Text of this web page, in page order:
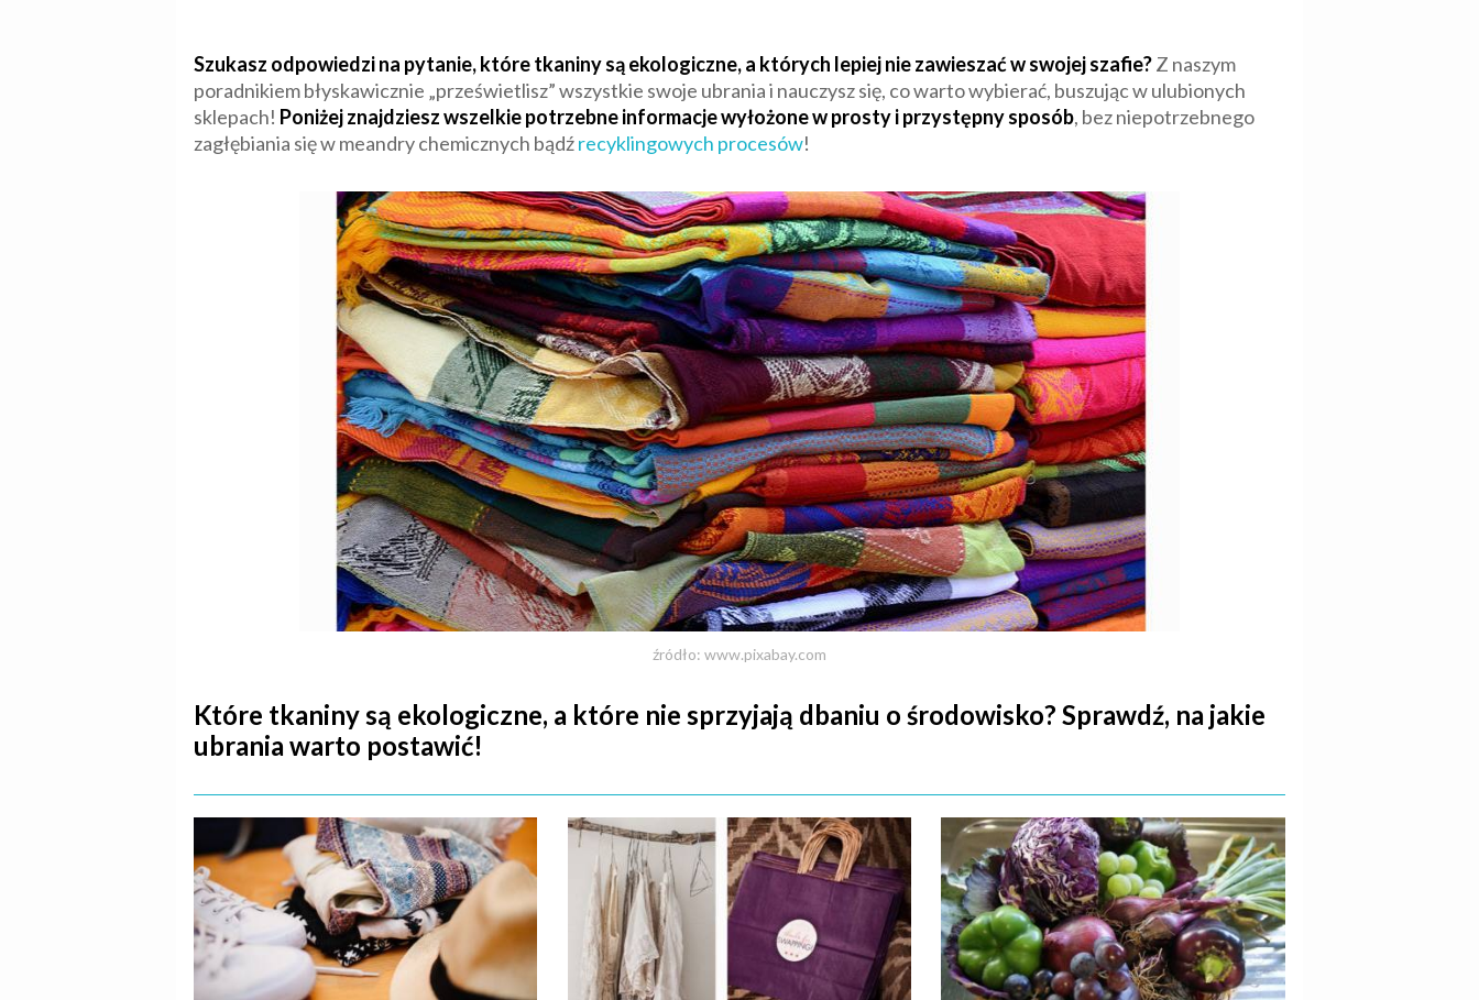
Szukasz odpowiedzi na pytanie, które tkaniny są ekologiczne, a których lepiej nie zawieszać w swojej szafie?Z naszym
poradnikiem błyskawicznie „prześwietlisz” wszystkie swoje ubrania i nauczysz się, co warto wybierać, buszując w ulubionych
sklepach! Poniżej znajdziesz wszelkie potrzebne informacje wyłożone w prosty i przystępny sposób, bez niepotrzebnego
zagłębiania się w meandry chemicznych bądźrecyklingowych procesów!
źródło: www.pixabay.com
Które tkaniny są ekologiczne, a które nie sprzyjają dbaniu o środowisko? Sprawdź, na jakie
ubrania warto postawić!